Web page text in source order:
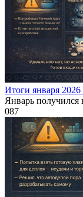
Итоги января
Январь получился
087